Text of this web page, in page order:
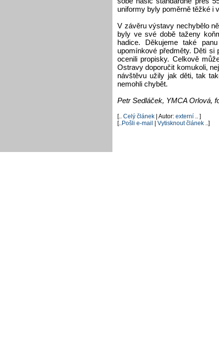
uniformy byly poměrně těžké i
V závěru výstavy nechybělo
byly ve své době taženy
hadice. Děkujeme také
upomínkové předměty. Děti
ocenili propisky. Celkově
Ostravy doporučit komukoli,
návštěvu užily jak děti, tak
nemohli chybět.
Petr Sedláček, YMCA Orlová,
[.. Celý článek | Autor: externí .. ]
[.. Pošli e-mail | Vytisknout článek ..]